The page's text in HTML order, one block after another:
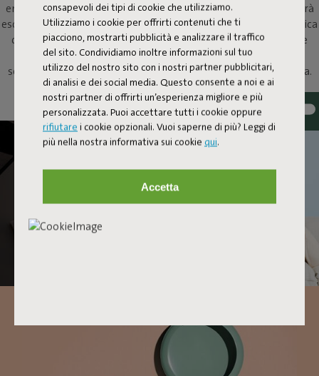
consapevoli dei tipi di cookie che utilizziamo.
Utilizziamo i cookie per offrirti contenuti che ti
piacciono, mostrarti pubblicità e analizzare il traffico
del sito. Condividiamo inoltre informazioni sul tuo
utilizzo del nostro sito con i nostri partner pubblicitari,
di analisi e dei social media. Questo consente a noi e ai
nostri partner di offrirti un’esperienza migliore e più
personalizzata. Puoi accettare tutti i cookie oppure
rifiutare i cookie opzionali. Vuoi saperne di più? Leggi di
più nella nostra informativa sui cookie qui.
Accetta
entrambe le cose. Oltre a un oggetto di design poliedrico che farà
esclamare tantissimi oooh e aaah. Colloca questa ciotola metallica
con la lampada magnetica sulla tua specchiera per aggiungere
atmosfera, sul tuo tavolino come un'attrazione originale, o
semplicemente appendila come una lampada da parete singola.
Oloha si adatta perfettamente a tutto.